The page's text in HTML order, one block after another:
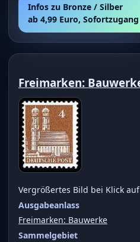
Infos zu Bronze / Silber
ab 4,99 Euro, Sofortzugang
Freimarken:
Vergrößertes Bild bei Klick
Ausgabeanlass
Freimarken: Bauwerke
Sammelgebiet